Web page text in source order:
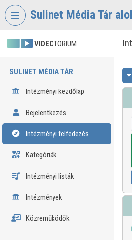
Fejléc kihagyása
Sulinet Média Tár
VIDEOTORIUM
SULINET MÉDIA TÁR
Intézményi kezdőlap
Bejelentkezés
Intézményi felfedezés
Kategóriák
Intézményi listák
Intézmények
Közreműködők